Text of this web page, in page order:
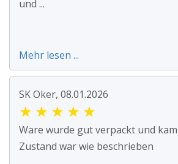
und ...
Mehr lesen ...
SK Oker, 08.01.2026
★ ★ ★ ★ ★
Ware wurde gut verpackt und
Zustand war wie beschrieben